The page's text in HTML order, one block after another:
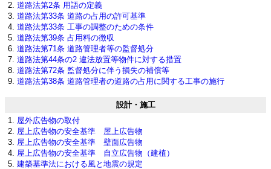
道路法第2条 用語の定義
道路法第33条 道路の占用の許可基準
道路法第33条 工事の調整のための条件
道路法第39条 占用料の徴収
道路法第71条 道路管理者等の監督処分
道路法第44条の2 違法放置等物件に対する措置
道路法第72条 監督処分に伴う損失の補償等
道路法第38条 道路管理者の道路の占用に関する工事の施行
設計・施工
屋外広告物の取付
屋上広告物の安全基準 屋上広告物
屋上広告物の安全基準 壁面広告物
屋上広告物の安全基準 自立広告物（建植）
建築基準法における風と地震の規定